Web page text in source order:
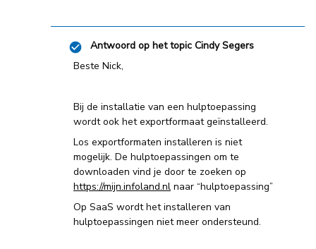
Antwoord op het topic Cindy Segers
Beste Nick,
Bij de installatie van een hulptoepassing
wordt ook het exportformaat geïnstalleerd.
Los exportformaten installeren is niet
mogelijk. De hulptoepassingen om te
downloaden vind je door te zoeken op
https://mijn.infoland.nl naar “hulptoepassing”
Op SaaS wordt het installeren van
hulptoepassingen niet meer ondersteund.